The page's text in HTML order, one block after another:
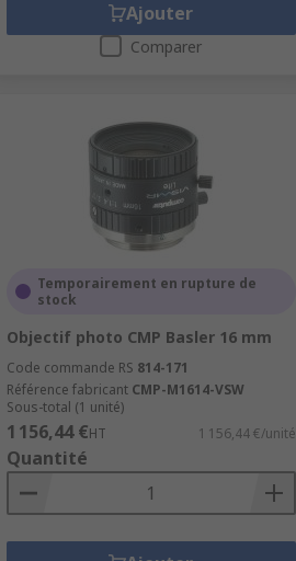
Ajouter
Comparer
Temporairement en rupture de
stock
Objectif photo CMP Basler 16 mm
Code commande RS 814-171
Référence fabricant CMP-M1614-VSW
Sous-total (1 unité)
1 156,44 €HT 1 156,44 €/unité
Quantité